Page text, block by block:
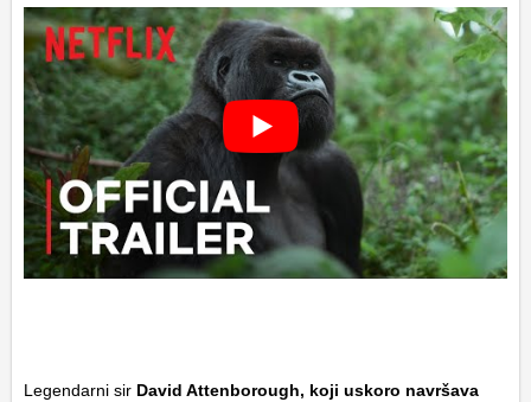
Legendarni sir David Attenborough, koji uskoro navršava